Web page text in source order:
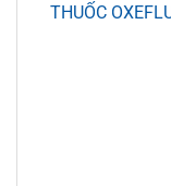
THUỐC